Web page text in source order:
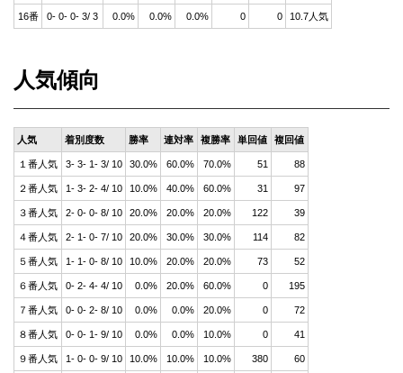
16番 0- 0- 0- 3/ 3 0.0% 0.0% 0.0% 0 0 10.7人気
人気傾向
人気 着別度数 勝率 連対率 複勝率 単回値 複回値
１番人気 3- 3- 1- 3/ 10 30.0% 60.0% 70.0% 51 88
２番人気 1- 3- 2- 4/ 10 10.0% 40.0% 60.0% 31 97
３番人気 2- 0- 0- 8/ 10 20.0% 20.0% 20.0% 122 39
４番人気 2- 1- 0- 7/ 10 20.0% 30.0% 30.0% 114 82
５番人気 1- 1- 0- 8/ 10 10.0% 20.0% 20.0% 73 52
６番人気 0- 2- 4- 4/ 10 0.0% 20.0% 60.0% 0 195
７番人気 0- 0- 2- 8/ 10 0.0% 0.0% 20.0% 0 72
８番人気 0- 0- 1- 9/ 10 0.0% 0.0% 10.0% 0 41
９番人気 1- 0- 0- 9/ 10 10.0% 10.0% 10.0% 380 60